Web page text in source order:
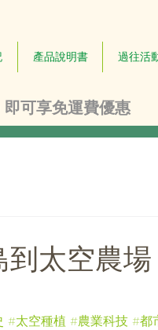
產品說明書 過往活
可享免運費優惠
到太空農
#太空種植 #農業科技 #都